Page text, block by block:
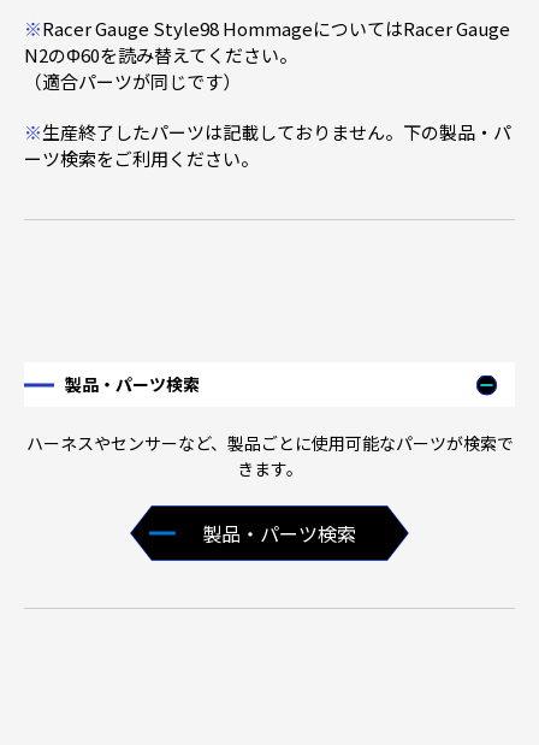
※Racer Gauge Style98 HommageについてはRacer Gauge
N2のΦ60を読み替えてください。
（適合パーツが同じです）
※生産終了したパーツは記載しておりません。下の製品・パ
ーツ検索をご利用ください。
製品・パーツ検索
ハーネスやセンサーなど、製品ごとに使用可能なパーツが検索で
きます。
製品・パーツ検索